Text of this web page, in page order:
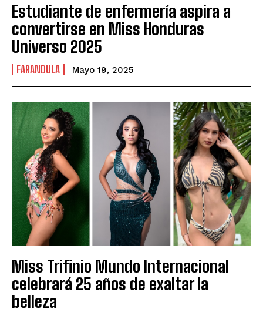
Estudiante de enfermería aspira a
convertirse en Miss Honduras
Universo 2025
FARANDULA Mayo 19, 2025
Miss Trifinio Mundo Internacional
celebrará 25 años de exaltar la
belleza